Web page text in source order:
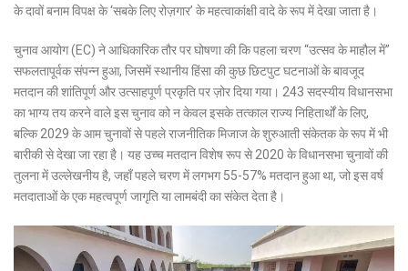
के दावों बनाम विपक्ष के ‘सबके लिए रोज़गार’ के महत्वाकांक्षी वादे के रूप में देखा जाता है।
चुनाव आयोग (EC) ने आधिकारिक तौर पर घोषणा की कि पहला चरण “उत्सव के माहौल में”
सफलतापूर्वक संपन्न हुआ, जिसमें स्थानीय हिंसा की कुछ छिटपुट घटनाओं के बावजूद
मतदान की शांतिपूर्ण और उत्साहपूर्ण प्रकृति पर ज़ोर दिया गया। 243 सदस्यीय विधानसभा
का भाग्य तय करने वाले इस चुनाव को न केवल इसके तत्काल राज्य निहितार्थों के लिए,
बल्कि 2029 के आम चुनावों से पहले राजनीतिक मिजाज के शुरुआती संकेतक के रूप में भी
बारीकी से देखा जा रहा है। यह उच्च मतदान विशेष रूप से 2020 के विधानसभा चुनावों की
तुलना में उल्लेखनीय है, जहाँ पहले चरण में लगभग 55-57% मतदान हुआ था, जो इस वर्ष
मतदाताओं के एक महत्वपूर्ण जागृति या लामबंदी का संकेत देता है।